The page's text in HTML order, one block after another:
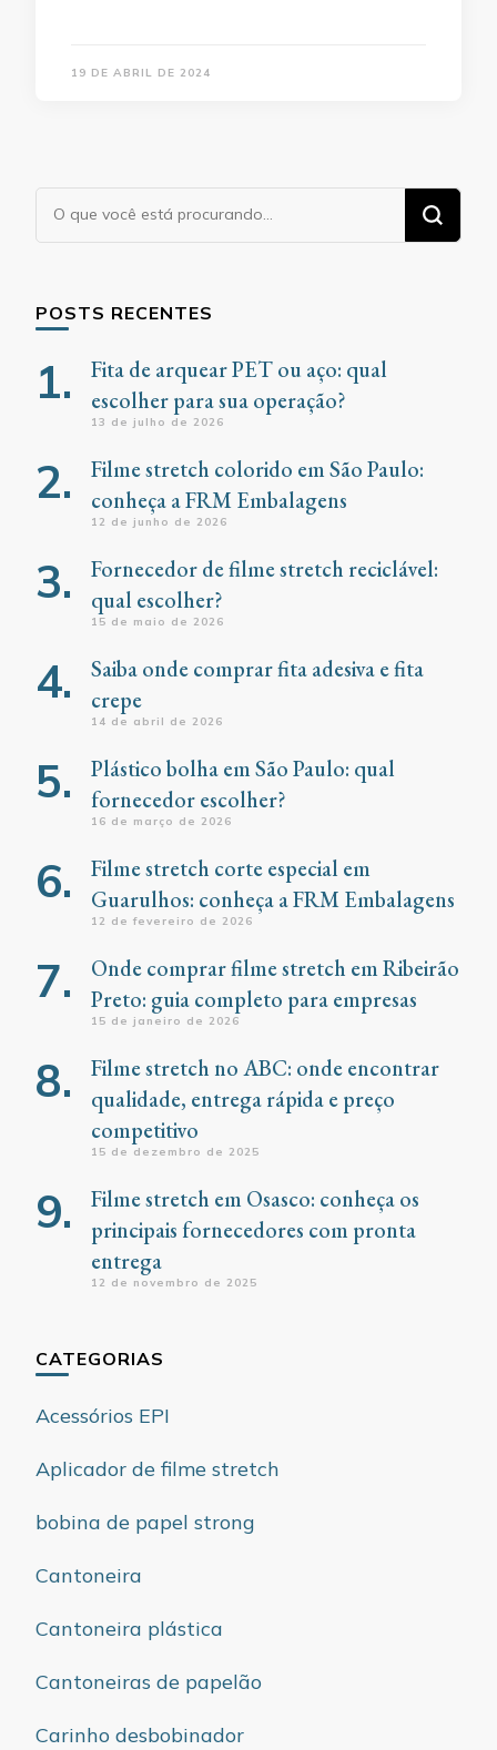
19 DE ABRIL DE 2024
Procurando
algo?
POSTS RECENTES
Fita de arquear PET ou aço: qual
escolher para sua operação?
13 de julho de 2026
Filme stretch colorido em São Paulo:
conheça a FRM Embalagens
12 de junho de 2026
Fornecedor de filme stretch reciclável:
qual escolher?
15 de maio de 2026
Saiba onde comprar fita adesiva e fita
crepe
14 de abril de 2026
Plástico bolha em São Paulo: qual
fornecedor escolher?
16 de março de 2026
Filme stretch corte especial em
Guarulhos: conheça a FRM Embalagens
12 de fevereiro de 2026
Onde comprar filme stretch em Ribeirão
Preto: guia completo para empresas
15 de janeiro de 2026
Filme stretch no ABC: onde encontrar
qualidade, entrega rápida e preço
competitivo
15 de dezembro de 2025
Filme stretch em Osasco: conheça os
principais fornecedores com pronta
entrega
12 de novembro de 2025
CATEGORIAS
Acessórios EPI
Aplicador de filme stretch
bobina de papel strong
Cantoneira
Cantoneira plástica
Cantoneiras de papelão
Carinho desbobinador